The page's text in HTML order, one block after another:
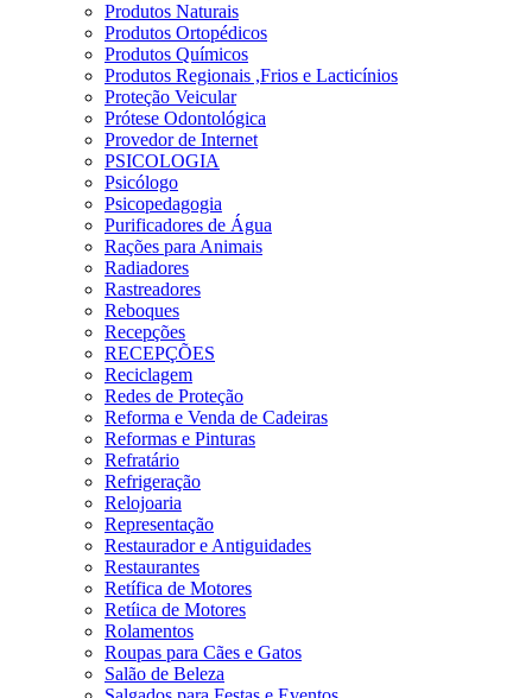
Produtos Naturais
Produtos Ortopédicos
Produtos Químicos
Produtos Regionais ,Frios e Lacticínios
Proteção Veicular
Prótese Odontológica
Provedor de Internet
PSICOLOGIA
Psicólogo
Psicopedagogia
Purificadores de Água
Rações para Animais
Radiadores
Rastreadores
Reboques
Recepções
RECEPÇÕES
Reciclagem
Redes de Proteção
Reforma e Venda de Cadeiras
Reformas e Pinturas
Refratário
Refrigeração
Relojoaria
Representação
Restaurador e Antiguidades
Restaurantes
Retífica de Motores
Retíica de Motores
Rolamentos
Roupas para Cães e Gatos
Salão de Beleza